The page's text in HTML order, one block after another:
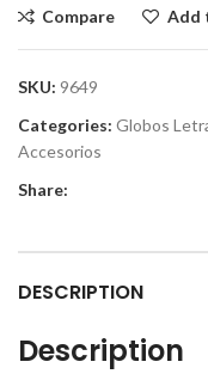
Compare Add
SKU: 9649
Categories: Globos
Accesorios
Share:
DESCRIPTION
Description